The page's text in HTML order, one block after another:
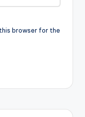
browser for the